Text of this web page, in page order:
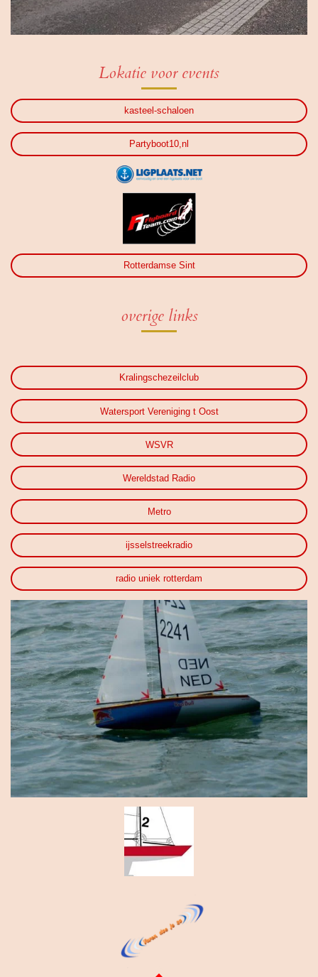
Lokatie voor events
kasteel-schaloen
Partyboot10,nl
Rotterdamse Sint
overige links
Kralingschezeilclub
Watersport Vereniging t Oost
WSVR
Wereldstad Radio
Metro
ijsselstreekradio
radio uniek rotterdam